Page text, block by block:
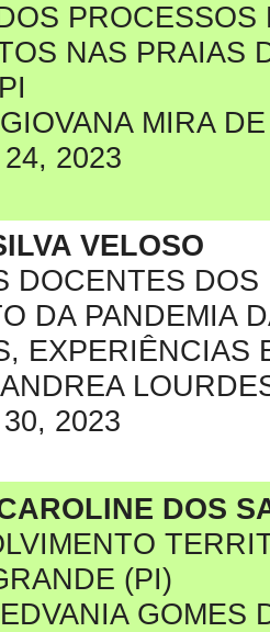
NAS PRAIAS
GIOVANA MIRA
2023
VELOSO
DOCENTES
DA PANDEMIA
EXPERIÊNCIAS
ANDREA
2023
DOS
(PI)
EDVANIA GOMES